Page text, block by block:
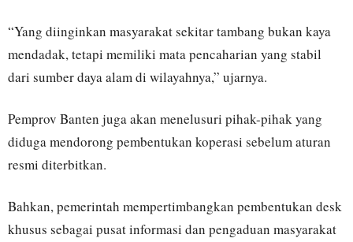
“Yang diinginkan masyarakat sekitar tambang bukan kaya
mendadak, tetapi memiliki mata pencaharian yang stabil
dari sumber daya alam di wilayahnya,” ujarnya.
Pemprov Banten juga akan menelusuri pihak-pihak yang
diduga mendorong pembentukan koperasi sebelum aturan
resmi diterbitkan.
Bahkan, pemerintah mempertimbangkan pembentukan desk
khusus sebagai pusat informasi dan pengaduan masyarakat